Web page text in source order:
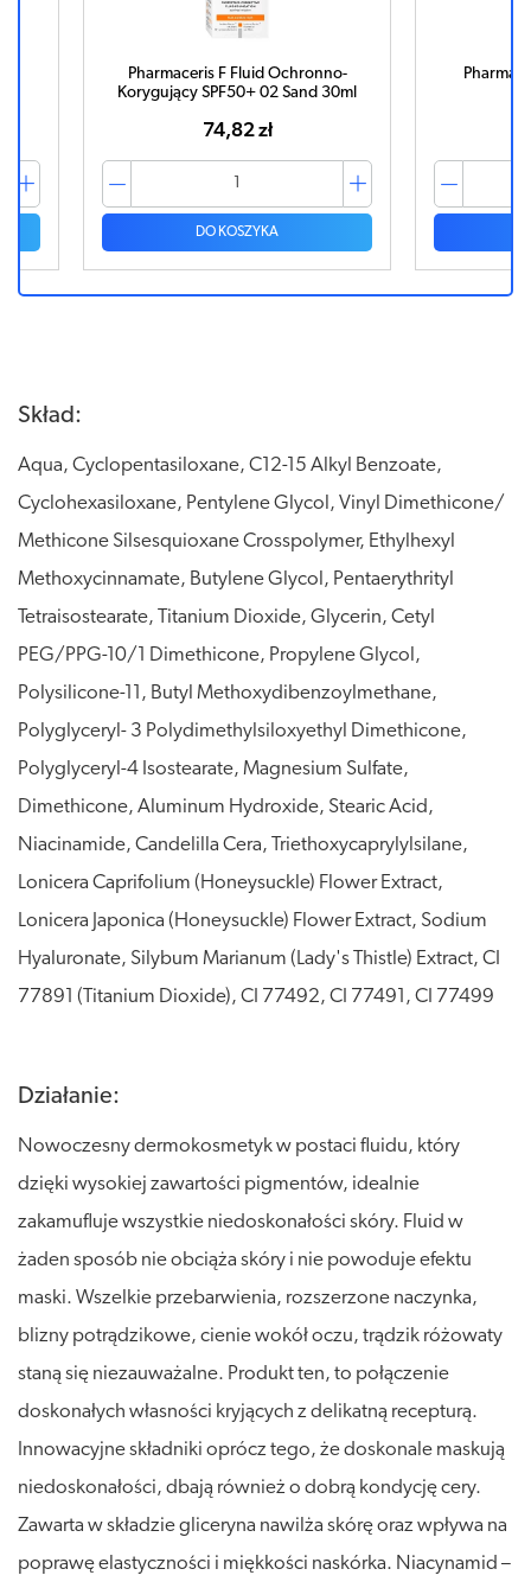
Pharmaceris F Fluid 03 Bronze
70,78 zł
DO KOSZYKA
Skład:
Aqua, Cyclopentasiloxane, C12-15 Alkyl Benzoate,
Cyclohexasiloxane, Pentylene Glycol, Vinyl Dimethicone/
Methicone Silsesquioxane Crosspolymer, Ethylhexyl
Methoxycinnamate, Butylene Glycol, Pentaerythrityl
Tetraisostearate, Titanium Dioxide, Glycerin, Cetyl
PEG/PPG-10/1 Dimethicone, Propylene Glycol,
Polysilicone-11, Butyl Methoxydibenzoylmethane,
Polyglyceryl- 3 Polydimethylsiloxyethyl Dimethicone,
Polyglyceryl-4 Isostearate, Magnesium Sulfate,
Dimethicone, Aluminum Hydroxide, Stearic Acid,
Niacinamide, Candelilla Cera, Triethoxycaprylylsilane,
Lonicera Caprifolium (Honeysuckle) Flower Extract,
Lonicera Japonica (Honeysuckle) Flower Extract, Sodium
Hyaluronate, Silybum Marianum (Lady's Thistle) Extract, CI
77891 (Titanium Dioxide), CI 77492, CI 77491, CI 77499
Działanie:
Nowoczesny dermokosmetyk w postaci fluidu, który
dzięki wysokiej zawartości pigmentów, idealnie
zakamufluje wszystkie niedoskonałości skóry. Fluid w
żaden sposób nie obciąża skóry i nie powoduje efektu
maski. Wszelkie przebarwienia, rozszerzone naczynka,
blizny potrądzikowe, cienie wokół oczu, trądzik różowaty
staną się niezauważalne. Produkt ten, to połączenie
doskonałych własności kryjących z delikatną recepturą.
Innowacyjne składniki oprócz tego, że doskonale maskują
niedoskonałości, dbają również o dobrą kondycję cery.
Zawarta w składzie gliceryna nawilża skórę oraz wpływa na
poprawę elastyczności i miękkości naskórka. Niacynamid –